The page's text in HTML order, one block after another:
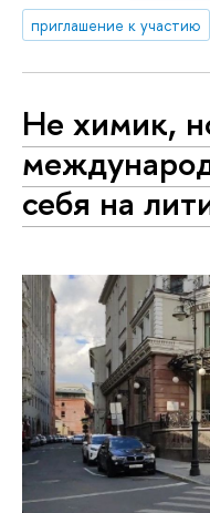
приглашение к участию
Не химик,
себя на